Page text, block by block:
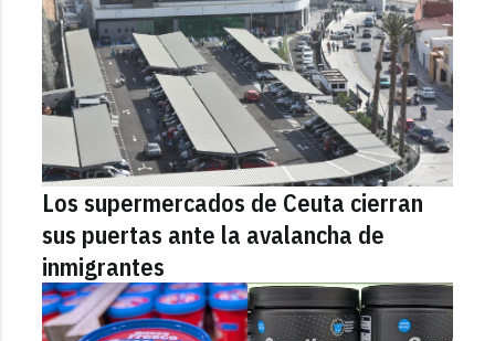
Los supermercados de Ceuta cierran
sus puertas ante la avalancha de
inmigrantes